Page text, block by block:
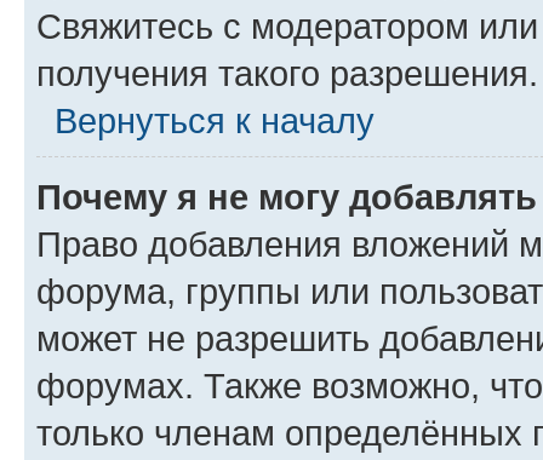
Свяжитесь с модератором
получения такого разрешения.
Вернуться к началу
Почему я не могу
Право добавления вложений
форума, группы или
может не разрешить
форумах. Также возможно,
только членам определённых